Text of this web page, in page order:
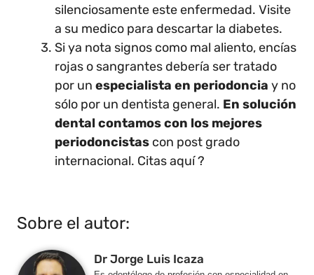
silenciosamente este enfermedad. Visite
a su medico para descartar la diabetes.
Si ya nota signos como mal aliento, encías
rojas o sangrantes debería ser tratado
por un especialista en periodoncia y no
sólo por un dentista general. En solución
dental contamos con los mejores
periodoncistas con post grado
internacional. Citas aquí ?
Sobre el autor:
Dr Jorge Luis Icaza